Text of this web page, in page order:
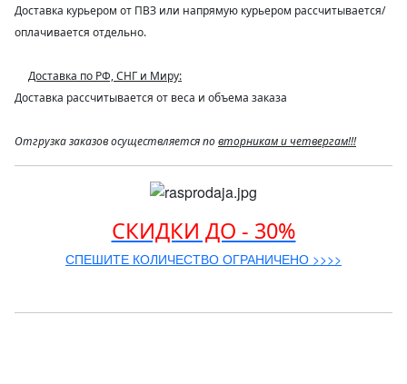
Доставка курьером от ПВЗ или напрямую курьером рассчитывается/
оплачивается отдельно.
Доставка по РФ, СНГ и Миру:
Доставка рассчитывается от веса и объема заказа
Отгрузка заказов осуществляется повторникам и четвергам!!!
СКИДКИ ДО - 30%
СПЕШИТЕ КОЛИЧЕСТВО ОГРАНИЧЕНО >>>>